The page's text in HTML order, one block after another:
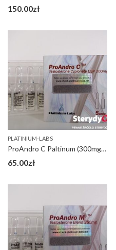
150.00zł
PLATINIUM-LABS
ProAndro C Paltinum (300mg) op 5 ml
65.00zł